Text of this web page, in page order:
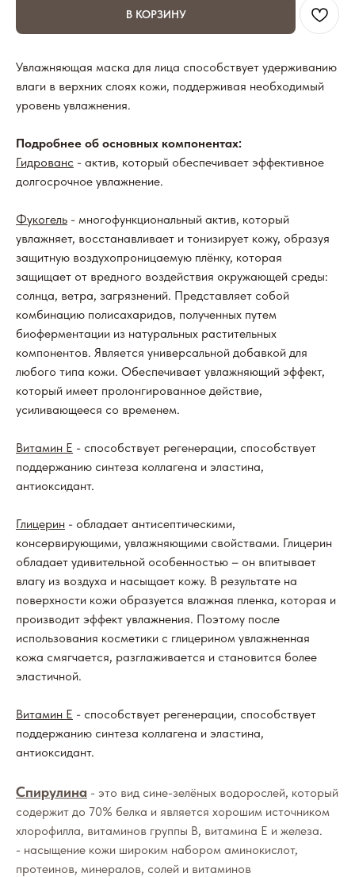
В КОРЗИНУ
Увлажняющая маска для лица способствует удерживанию
влаги в верхних слоях кожи, поддерживая необходимый
уровень увлажнения.
Подробнее об основных компонентах:
Гидрованс - актив, который обеспечивает эффективное
долгосрочное увлажнение.
Фукогель - многофункциональный актив, который
увлажняет, восстанавливает и тонизирует кожу, образуя
защитную воздухопроницаемую плёнку, которая
защищает от вредного воздействия окружающей среды:
солнца, ветра, загрязнений. Представляет собой
комбинацию полисахаридов, полученных путем
биоферментации из натуральных растительных
компонентов. Является универсальной добавкой для
любого типа кожи. Обеспечивает увлажняющий эффект,
который имеет пролонгированное действие,
усиливающееся со временем.
Витамин Е - способствует регенерации, способствует
поддержанию синтеза коллагена и эластина,
антиоксидант.
Глицерин - обладает антисептическими,
консервирующими, увлажняющими свойствами. Глицерин
обладает удивительной особенностью – он впитывает
влагу из воздуха и насыщает кожу. В результате на
поверхности кожи образуется влажная пленка, которая и
производит эффект увлажнения. Поэтому после
использования косметики с глицерином увлажненная
кожа смягчается, разглаживается и становится более
эластичной.
Витамин Е - способствует регенерации, способствует
поддержанию синтеза коллагена и эластина,
антиоксидант.
Спирулина - это вид сине-зелёных водорослей, который
содержит до 70% белка и является хорошим источником
хлорофилла, витаминов группы В, витамина Е и железа.
- насыщение кожи широким набором аминокислот,
протеинов, минералов, солей и витаминов